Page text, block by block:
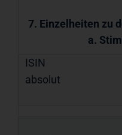
7. Einzelheiten zu
a.
ISIN
absolut